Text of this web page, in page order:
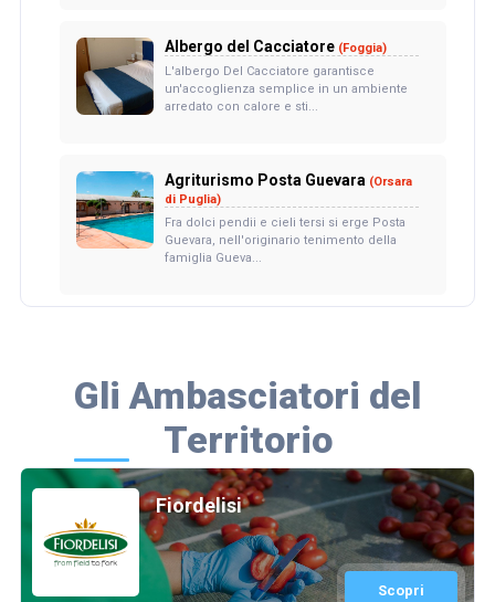
Albergo del Cacciatore (Foggia)
L'albergo Del Cacciatore garantisce
un'accoglienza semplice in un ambiente
arredato con calore e sti...
Agriturismo Posta Guevara (Orsara
di Puglia)
Fra dolci pendii e cieli tersi si erge Posta
Guevara, nell'originario tenimento della
famiglia Gueva...
Gli Ambasciatori del
Territorio
Fiordelisi
Scopri